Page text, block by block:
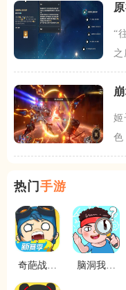
“
姬
色
热门 手游
奇葩战斗
脑洞我最